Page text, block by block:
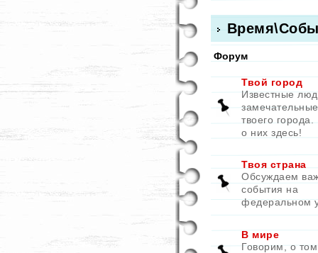
Форум
Твой город
Известные
твоего
о них здесь!
Твоя страна
Обсуждаем
события на
федеральном
В мире
Говорим, о